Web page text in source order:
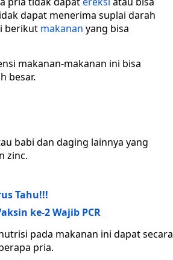
dapat menerima suplai darah
berikut makanan yang bisa
makanan-makanan ini bisa
besar.
babi dan daging lainnya yang
zinc.
Tahu!!!
ke-2 Wajib PCR
pada makanan ini dapat secara
pria.